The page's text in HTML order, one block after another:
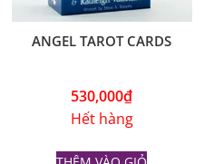
ANGEL TAROT CARDS
530,000₫
Hết hàng